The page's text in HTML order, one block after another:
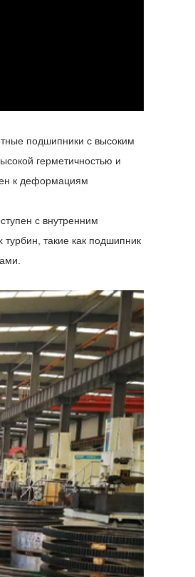
подшипники с высоким
герметичностью и
к деформациям
с внутренним
такие как подшипник